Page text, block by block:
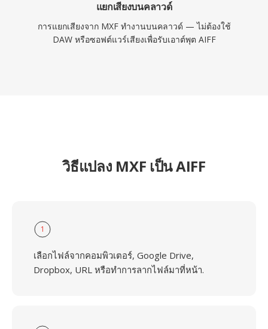
แยกเสียงบนคลาวด์
การแยกเสียงจาก MXF ทำงานบนคลาวด์ — ไม่ต้องใช้
DAW หรือซอฟต์แวร์เสียงเพื่อรับเอาต์พุต AIFF
วิธีแปลง MXF เป็น AIFF
1
เลือกไฟล์จากคอมพิวเตอร์, Google Drive,
Dropbox, URL หรือทำการลากไฟล์มาที่หน้า.